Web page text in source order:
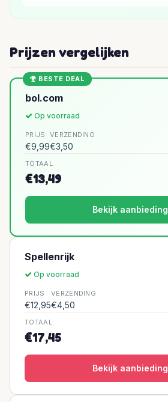
Prijzen vergelijken
BESTE DEAL
bol.com
Op voorraad
PRIJS
€9,99
VERZENDING
€3,50
TOTAAL
€13,49
Bekijk aanbieding
Spellenrijk
Op voorraad
PRIJS
€12,95
VERZENDING
€4,50
TOTAAL
€17,45
Bekijk aanbieding